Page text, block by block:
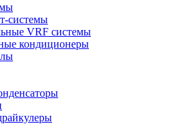
системы
VRF системы
кондиционеры